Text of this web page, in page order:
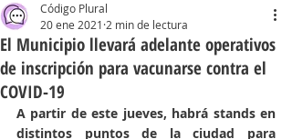
El Municipio llevará adelante operativos
de inscripción para vacunarse contra el
COVID-19
Código Plural
20 ene 2021 2 min de lectura
A partir de este jueves, habrá stands en
distintos puntos de la ciudad para